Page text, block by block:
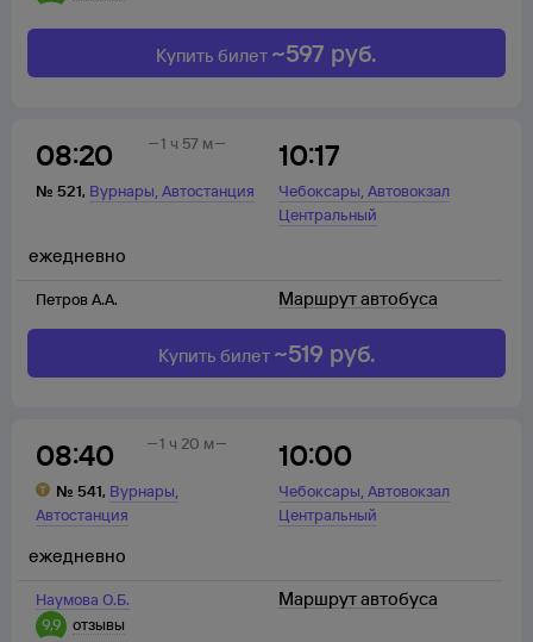
Купить билет ~597 руб.
08:20
№ 521, Вурнары,Автостанция
10:17
Чебоксары,Автовокзал
Центральный
1 ч 57 м
Петров А.А.
ежедневно
Маршрут автобуса
Купить билет ~519 руб.
08:40
№ 541, Вурнары,
Автостанция
10:00
Чебоксары,Автовокзал
Центральный
1 ч 20 м
Наумова О.Б.
9,9
отзывы
ежедневно
Маршрут автобуса